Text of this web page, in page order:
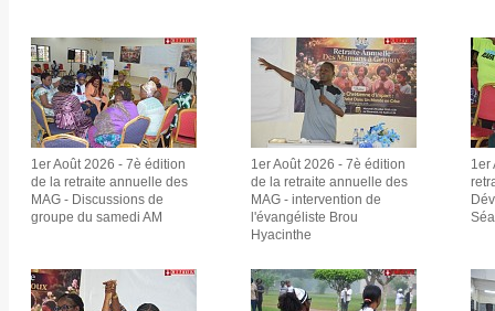
1er Août 2026 - 7è édition
de la retraite annuelle des
MAG - Discussions de
groupe du samedi AM
1er Août 2026 - 7è édition
de la retraite annuelle des
MAG - intervention de
l'évangéliste Brou
Hyacinthe
1er